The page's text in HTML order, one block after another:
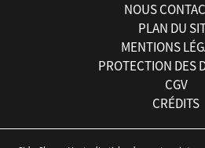
NOUS
PLAN DU
MENTIONS
PROTECTION DES
CGV
CRÉDITS